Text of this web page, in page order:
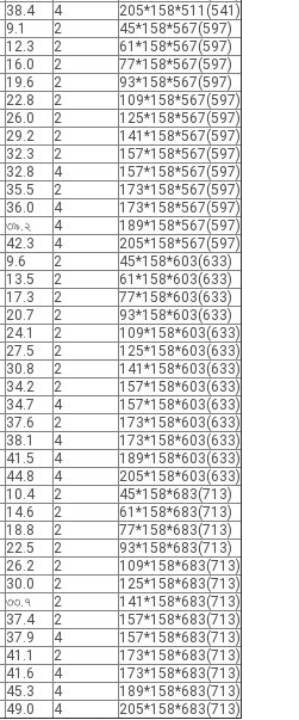
38.4 4
205*158*511(541)
9.1 2
45*158*567(597)
12.3 2
61*158*567(597)
16.0 2
77*158*567(597)
19.6 2
93*158*567(597)
22.8 2
109*158*567(597)
26.0 2
125*158*567(597)
29.2 2
141*158*567(597)
32.3 2
157*158*567(597)
32.8 4
157*158*567(597)
35.5 2
173*158*567(597)
36.0 4
173*158*567(597)
৩৯.২ 4
189*158*567(597)
42.3 4
205*158*567(597)
9.6 2
45*158*603(633)
13.5 2
61*158*603(633)
17.3 2
77*158*603(633)
20.7 2
93*158*603(633)
24.1 2
109*158*603(633)
27.5 2
125*158*603(633)
30.8 2
141*158*603(633)
34.2 2
157*158*603(633)
34.7 4
157*158*603(633)
37.6 2
173*158*603(633)
38.1 4
173*158*603(633)
41.5 4
189*158*603(633)
44.8 4
205*158*603(633)
10.4 2
45*158*683(713)
14.6 2
61*158*683(713)
18.8 2
77*158*683(713)
22.5 2
93*158*683(713)
26.2 2
109*158*683(713)
30.0 2
125*158*683(713)
৩৩.৭ 2
141*158*683(713)
37.4 2
157*158*683(713)
37.9 4
157*158*683(713)
41.1 2
173*158*683(713)
41.6 4
173*158*683(713)
45.3 4
189*158*683(713)
49.0 4 205*158*683(713)